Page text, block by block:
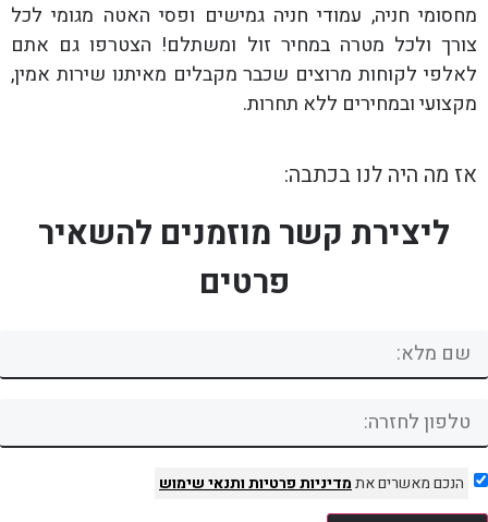
מחסומי חניה, עמודי חניה גמישים ופסי האטה מגומי לכל
צורך ולכל מטרה במחיר זול ומשתלם! הצטרפו גם אתם
לאלפי לקוחות מרוצים שכבר מקבלים מאיתנו שירות אמין,
מקצועי ובמחירים ללא תחרות.
אז מה היה לנו בכתבה:
ליצירת קשר מוזמנים להשאיר
פרטים
הנכם מאשרים אתמדיניות פרטיותותנאי שימוש